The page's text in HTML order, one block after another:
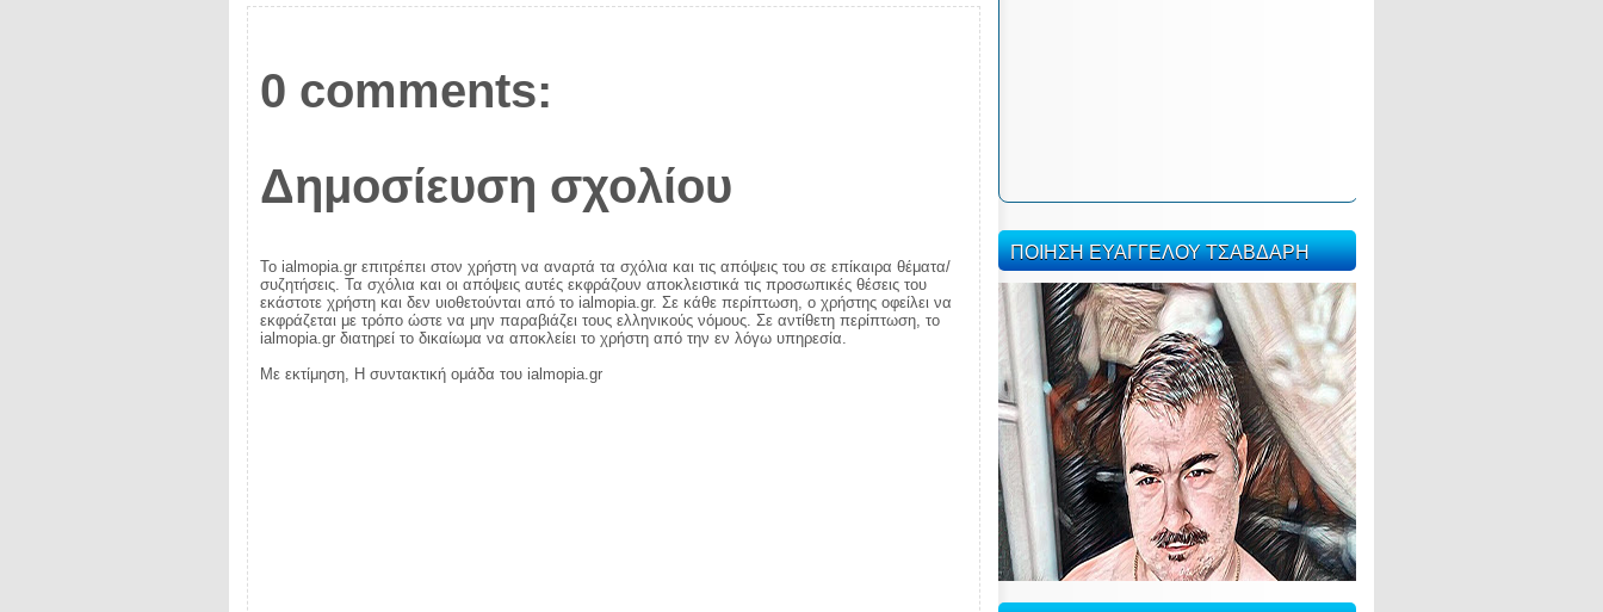
0 comments:
Δημοσίευση σχολίου
Το ialmopia.gr επιτρέπει στον χρήστη να αναρτά τα σχόλια και τις απόψεις του σε επίκαιρα θέματα/
συζητήσεις. Τα σχόλια και οι απόψεις αυτές εκφράζουν αποκλειστικά τις προσωπικές θέσεις του
εκάστοτε χρήστη και δεν υιοθετούνται από το ialmopia.gr. Σε κάθε περίπτωση, ο χρήστης οφείλει να
εκφράζεται με τρόπο ώστε να μην παραβιάζει τους ελληνικούς νόμους. Σε αντίθετη περίπτωση, το
ialmopia.gr διατηρεί το δικαίωμα να αποκλείει το χρήστη από την εν λόγω υπηρεσία.
Με εκτίμηση, Η συντακτική ομάδα του ialmopia.gr
ΠΟΙΗΣΗ ΕΥΑΓΓΕΛΟΥ ΤΣΑΒΔΑΡΗ